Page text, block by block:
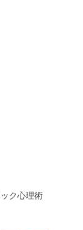
ク心理術